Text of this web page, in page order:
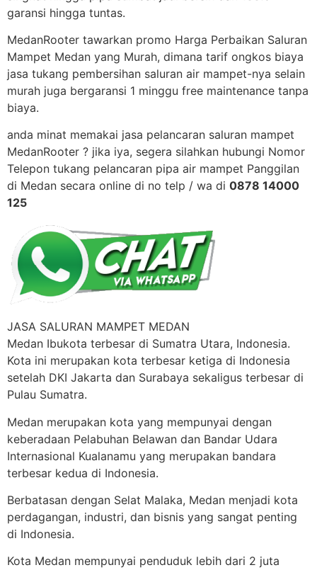
garansi hingga tuntas.
MedanRooter tawarkan promo Harga Perbaikan Saluran
Mampet Medan yang Murah, dimana tarif ongkos biaya
jasa tukang pembersihan saluran air mampet-nya selain
murah juga bergaransi 1 minggu free maintenance tanpa
biaya.
anda minat memakai jasa pelancaran saluran mampet
MedanRooter ? jika iya, segera silahkan hubungi Nomor
Telepon tukang pelancaran pipa air mampet Panggilan
di Medan secara online di no telp / wa di 0878 14000
125
JASA SALURAN MAMPET MEDAN
Medan Ibukota terbesar di Sumatra Utara, Indonesia.
Kota ini merupakan kota terbesar ketiga di Indonesia
setelah DKI Jakarta dan Surabaya sekaligus terbesar di
Pulau Sumatra.
Medan merupakan kota yang mempunyai dengan
keberadaan Pelabuhan Belawan dan Bandar Udara
Internasional Kualanamu yang merupakan bandara
terbesar kedua di Indonesia.
Berbatasan dengan Selat Malaka, Medan menjadi kota
perdagangan, industri, dan bisnis yang sangat penting
di Indonesia.
Kota Medan mempunyai penduduk lebih dari 2 juta